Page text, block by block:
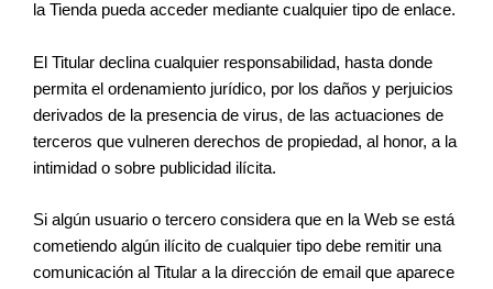
la Tienda pueda acceder mediante cualquier tipo de enlace.
El Titular declina cualquier responsabilidad, hasta donde
permita el ordenamiento jurídico, por los daños y perjuicios
derivados de la presencia de virus, de las actuaciones de
terceros que vulneren derechos de propiedad, al honor, a la
intimidad o sobre publicidad ilícita.
Si algún usuario o tercero considera que en la Web se está
cometiendo algún ilícito de cualquier tipo debe remitir una
comunicación al Titular a la dirección de email que aparece